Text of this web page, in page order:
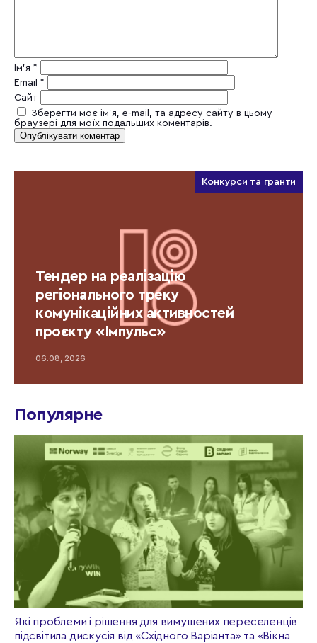
Ім'я *
Email *
Сайт
Зберегти моє ім'я, e-mail, та адресу сайту в цьому
браузері для моїх подальших коментарів.
Конкурси та гранти
Тендер на реалізацію
регіонального треку
комунікаційних активностей
проєкту «Імпульс»
06.08, 2026
Популярне
Які проблеми і рішення для вимушених переселенців
підсвітила дискусія від «Східного Варіанта» та «Вікна